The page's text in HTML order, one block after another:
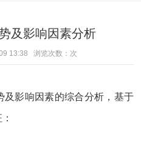
及影响因素分析
13:38 浏览次数： 次
及影响因素的综合分析，基于